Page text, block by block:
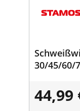
30/45/60/
44,99